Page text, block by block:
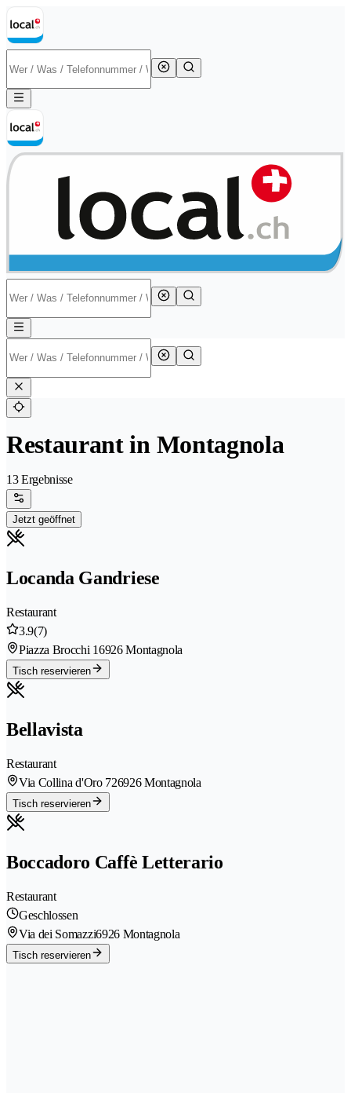
Restaurant in Montagnola
13 Ergebnisse
Jetzt geöffnet
Locanda Gandriese
Restaurant
3.9(7)
Piazza Brocchi 16926 Montagnola
Tisch reservieren
Bellavista
Restaurant
Via Collina d'Oro 726926 Montagnola
Tisch reservieren
Boccadoro Caffè Letterario
Restaurant
Geschlossen
Via dei Somazzi6926 Montagnola
Tisch reservieren